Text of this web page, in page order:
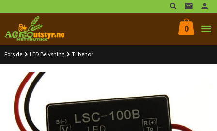
til
innholdet
0
Forside LED Belysning Tilbehør